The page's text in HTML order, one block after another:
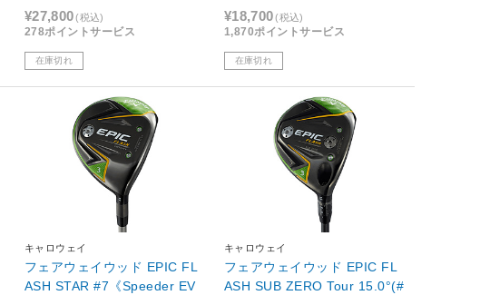
ャフト》SR【エピック フラッ
シュ スター】
¥27,800(税込)
278ポイントサービス
在庫切れ
¥18,700(税込)
1,870ポイントサービス
在庫切れ
キャロウェイ
フェアウェイウッド EPIC FL
ASH STAR #7《Speeder EV
キャロウェイ
フェアウェイウッド EPIC FL
ASH SUB ZERO Tour 15.0°(#